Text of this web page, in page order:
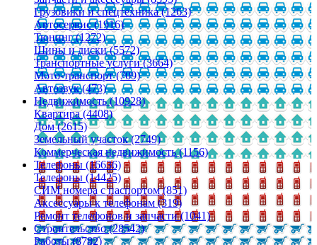
Грузовики и спецтехника (1263)
Автосервис (1916)
Тюнинг (1272)
Шины и диски (5572)
Транспортные услуги (3664)
Мото-транспорт (709)
Автозвук (473)
Недвижимость (10928)
Квартира (4408)
Дом (2615)
Земельный участок (2749)
Коммерческая недвижимость (1156)
Телефоны (16636)
Телефоны (14425)
СИМ номера с паспортом (851)
Аксессуары к телефонам (319)
Ремонт телефонов и запчасти (1041)
Строительство (28542)
Работы (8782)